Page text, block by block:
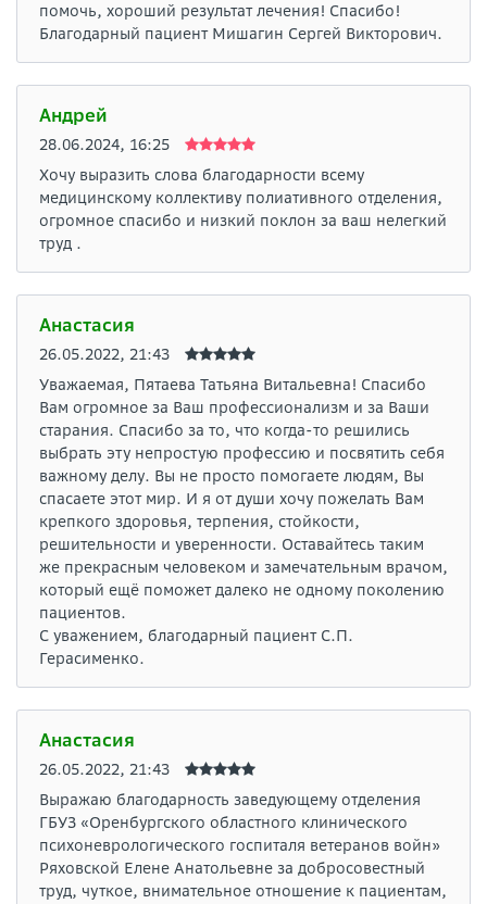
помочь, хороший результат лечения! Спасибо!
Благодарный пациент Мишагин Сергей Викторович.
Андрей
28.06.2024, 16:25
Хочу выразить слова благодарности всему
медицинскому коллективу полиативного отделения,
огромное спасибо и низкий поклон за ваш нелегкий
труд .
Анастасия
26.05.2022, 21:43
Уважаемая, Пятаева Татьяна Витальевна! Спасибо
Вам огромное за Ваш профессионализм и за Ваши
старания. Спасибо за то, что когда-то решились
выбрать эту непростую профессию и посвятить себя
важному делу. Вы не просто помогаете людям, Вы
спасаете этот мир. И я от души хочу пожелать Вам
крепкого здоровья, терпения, стойкости,
решительности и уверенности. Оставайтесь таким
же прекрасным человеком и замечательным врачом,
который ещё поможет далеко не одному поколению
пациентов.
С уважением, благодарный пациент С.П.
Герасименко.
Анастасия
26.05.2022, 21:43
Выражаю благодарность заведующему отделения
ГБУЗ «Оренбургского областного клинического
психоневрологического госпиталя ветеранов войн»
Ряховской Елене Анатольевне за добросовестный
труд, чуткое, внимательное отношение к пациентам,